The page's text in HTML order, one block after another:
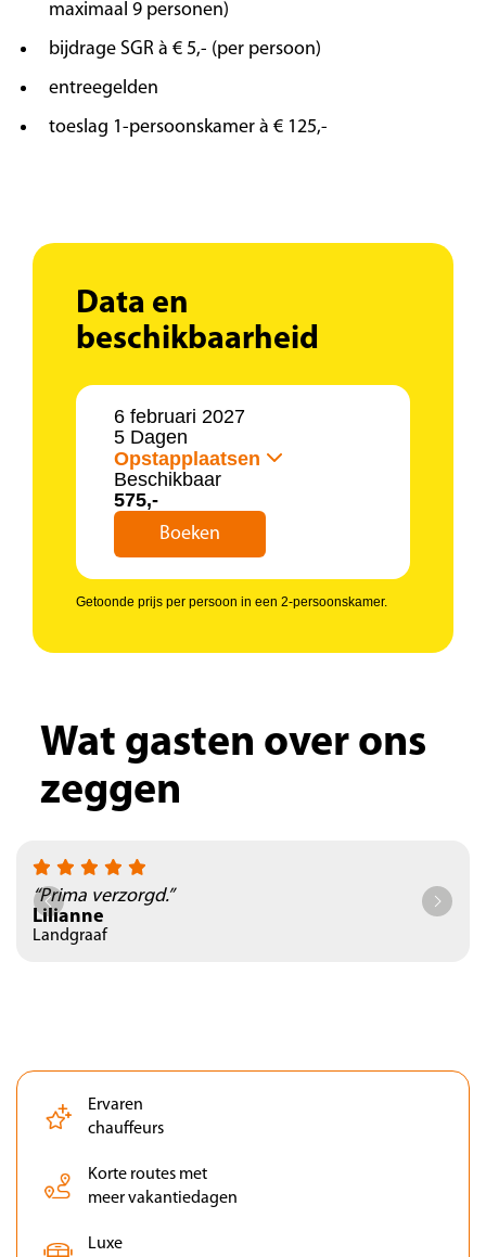
de parel van Tirol. Kufstein is sinds oudsher een
toeristische plaats en beschikt over een
interessant en cultureel centrum. Het
middelpunt van de stad is de vesting.
maximaal 9 personen)
bijdrage SGR à € 5,- (per persoon)
entreegelden
toeslag 1-persoonskamer à € 125,-
Data en
beschikbaarheid
6 februari 2027
5 Dagen
Opstapplaatsen
Beschikbaar
575,-
Boeken
Getoonde prijs per persoon in een 2-persoonskamer.
Wat gasten over ons
zeggen
“Prima verzorgd.”
Lilianne
Landgraaf
Ervaren
chauffeurs
Korte routes met
meer vakantiedagen
Luxe